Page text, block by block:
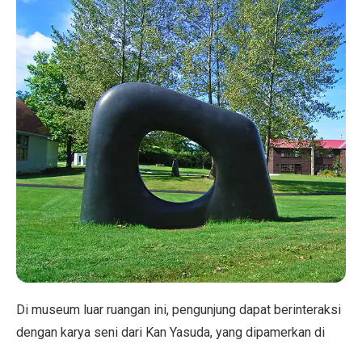
Di museum luar ruangan ini, pengunjung dapat berinteraksi
dengan karya seni dari Kan Yasuda, yang dipamerkan di